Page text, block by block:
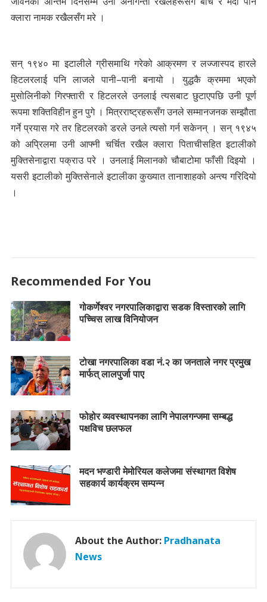
क्लारा नामक रखैलसँग मरे ।
सन् १९४० मा इटालीले ग्रीसमाथि गरेको आक्रमण र लज्जास्पद हारले
हिटलरलाई पनि लाजले पानी–पानी बनायो । युद्धकै क्रममा भएको
मुसोलिनीको गिरफ्तारी र हिटलरले उनलाई त्यसबाट छुटाएपछि उनी पूर्ण
रूपमा शक्तिविहीन हुन पुगे । मित्रराष्ट्रहरूसँग उनले सम्मानजनक सम्झौता
गर्ने प्रयास गरे तर हिटलरको डरले उनले त्यसो गर्न सकेनन् । सन् १९४५
को अप्रिलमा उनी आफ्नी चर्चित रखैल क्लारा पिताचीसहित इटालीको
मुक्तिसेनाद्वारा पक्राउ परे । उनलाई मिलानको चौबाटोमा फाँसी दिइयो ।
यसरी इटालीको मुक्तिसेनाले इटालीका कुख्यात तानाशाहको अन्त्य गरिदियो
।
Recommended For You
गोकर्णेश्वर नगरपालिकाद्वारा सडक विस्तारको लागि
पच्चिस लाख विनियोजन
टोखा नगरपालिका वडा नं.२ का जनताले नगर प्रमुख
मार्फत् लालपुर्जा पाए
फोहोर व्यवस्थापनका लागि नेपालगन्जमा सम्बद्ध
पक्षविच छलफल
मदन भण्डारी मेमोरियल कलेजमा संस्थागत विशेष
सहकार्य कार्यक्रम सम्पन्न
About the Author: Pradhanata
News